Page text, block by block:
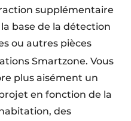
supplémentaire
base de la détection
ou autres pièces
Smartzone. Vous
plus aisément un
en fonction de la
des